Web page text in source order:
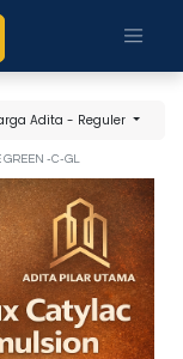
Adita - Reguler
-C-GL